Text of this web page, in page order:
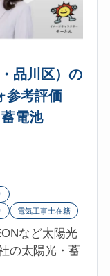
ー
シ
ン
ズ
株
式
港
区）
の
口
品川区）の
参考評価
電池
電気工事士在籍
など太陽光
の太陽光・蓄